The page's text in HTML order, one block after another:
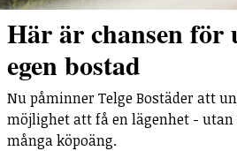
Här är chansen för
egen bostad
Nu påminner Telge Bostäder att
möjlighet att få en lägenhet -
många köpoäng.